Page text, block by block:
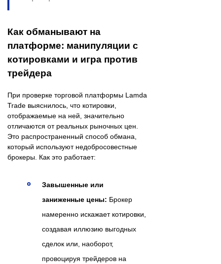
Как обманывают на
платформе: манипуляции с
котировками и игра против
трейдера
При проверке торговой платформы Lamda
Trade выяснилось, что котировки,
отображаемые на ней, значительно
отличаются от реальных рыночных цен.
Это распространенный способ обмана,
который используют недобросовестные
брокеры. Как это работает:
Завышенные или
заниженные цены: Брокер
намеренно искажает котировки,
создавая иллюзию выгодных
сделок или, наоборот,
провоцируя трейдеров на